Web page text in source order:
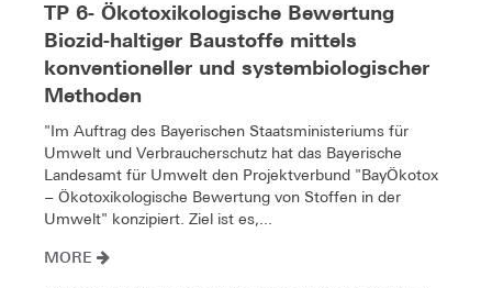
TP 6- Ökotoxikologische Bewertung
Biozid-haltiger Baustoffe mittels
konventioneller und systembiologischer
Methoden
"Im Auftrag des Bayerischen Staatsministeriums für
Umwelt und Verbraucherschutz hat das Bayerische
Landesamt für Umwelt den Projektverbund "BayÖkotox
− Ökotoxikologische Bewertung von Stoffen in der
Umwelt" konzipiert. Ziel ist es,...
MORE